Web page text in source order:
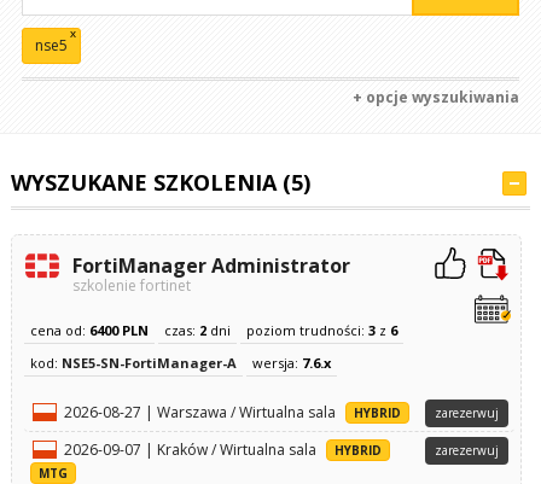
nse5
x
+ opcje wyszukiwania
WYSZUKANE SZKOLENIA (5)
FortiManager Administrator
szkolenie fortinet
cena od: 6400 PLN czas: 2dni poziom trudności: 3z 6
kod: NSE5-SN-FortiManager-A wersja: 7.6.x
2026-08-27 | Warszawa / Wirtualna sala HYBRID zarezerwuj
2026-09-07 | Kraków / Wirtualna sala
HYBRID
MTG
zarezerwuj